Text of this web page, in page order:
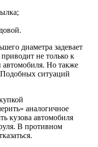
диаметра задевает
не только к
Но также
ситуаций
аналогичное
кузова автомобиля
В противном